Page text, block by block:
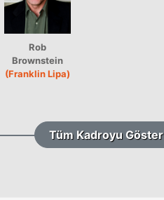
Rob
Brownstein
(Franklin Lipa)
Tüm Kadroyu Göster